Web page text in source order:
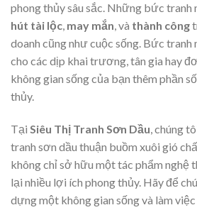
phong thủy sâu sắc. Những bức tranh
hút tài lộc, may mắn, và thành công
doanh cũng như cuộc sống. Bức tranh
cho các dịp khai trương, tân gia hay
không gian sống của bạn thêm phần
thủy.
Tại Siêu Thị Tranh Sơn Dầu, chúng
tranh sơn dầu thuận buồm xuôi gió
không chỉ sở hữu một tác phẩm nghệ
lại nhiều lợi ích phong thủy. Hãy để
dựng một không gian sống và làm